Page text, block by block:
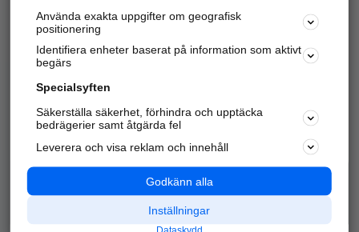
Kom igång och annonsera mot
samarbetspartners nära dig.
Alla kategorier
Populära sökningar
API & Kartor
Annonsera
Integritet
Nödnummer
Använda exakta uppgifter om geografisk
positionering
Identifiera enheter baserat på information som aktivt
begärs
Specialsyften
Säkerställa säkerhet, förhindra och upptäcka
bedrägerier samt åtgärda fel
Leverera och visa reklam och innehåll
Godkänn alla
Inställningar
Dataskydd